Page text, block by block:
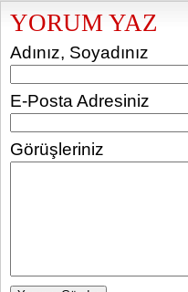
YORUM YAZ
Adınız, Soyadınız
E-Posta Adresiniz
Görüşleriniz